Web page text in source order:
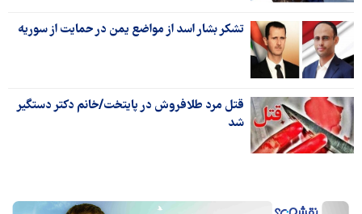
تشکر بشار اسد از مواضع یمن در حمایت از سوریه
قتل مرد طلافروش در پایتخت/خانم دکتر دستگیر
شد